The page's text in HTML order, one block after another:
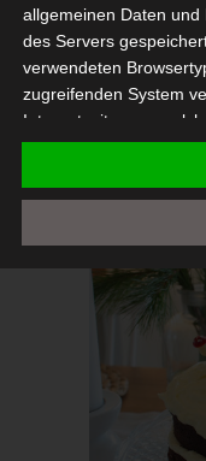
allgemeinen Daten
des Servers
verwendeten
zugreifenden System
Internetseite, von
Internetseite gelangt
Unterwebseiten,
unserer Internetseite
die Uhrzeit eines
Provider des
Daten und
Angriffen auf unsere
Bei der Nutzung
ziehen wird keine
Diese Informationen